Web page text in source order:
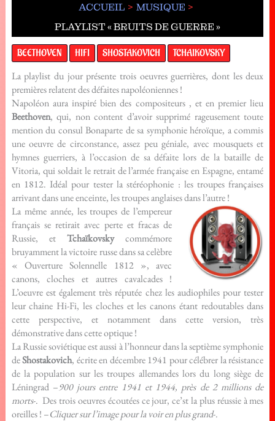
ACCUEIL
MUSIQUE
PLAYLIST « BRUITS DE GUERRE »
BEETHOVEN HIFI SHOSTAKOVICH TCHAIKOVSKY
La playlist du jour présente trois oeuvres guerrières, dont les deux
premières relatent des défaites napoléoniennes !
Napoléon aura inspiré bien des compositeurs , et en premier lieu
Beethoven, qui, non content d’avoir supprimé rageusement toute
mention du consul Bonaparte de sa symphonie héroïque, a commis
une oeuvre de circonstance, assez peu géniale, avec mousquets et
hymnes guerriers, à l’occasion de sa défaite lors de la bataille de
Vitoria, qui soldait le retrait de l’armée française en Espagne, entamé
en 1812. Idéal pour tester la stéréophonie : les troupes françaises
arrivant dans une enceinte, les troupes anglaises dans l’autre !
La même année, les troupes de l’empereur
français se retirait avec perte et fracas de
Russie, etTchaïkovskycommémore
bruyamment la victoire russe dans sa celèbre
« Ouverture Solennelle 1812 », avec
canons, cloches et autres cavalcades !
L’oeuvre est également très réputée chez les audiophiles pour tester
leur chaine Hi-Fi, les cloches et les canons étant redoutables dans
cette perspective, et notamment dans cette version, très
démonstrative dans cette optique !
La Russie soviétique est aussi à l’honneur dans la septième symphonie
deShostakovich, écrite en décembre 1941 pour célébrer la résistance
de la population sur les troupes allemandes lors du long siège de
Léningrad –900 jours entre 1941 et 1944, près de 2 millions de
morts-. Des trois oeuvres écoutées ce jour, ce’st la plus réussie à mes
oreilles ! –Cliquer sur l’image pour la voir en plus grand-.